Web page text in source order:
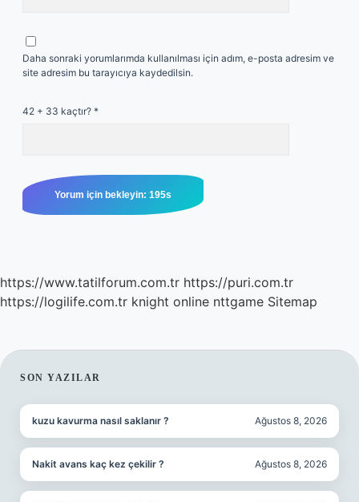
Daha sonraki yorumlarımda kullanılması için adım, e-posta adresim ve
site adresim bu tarayıcıya kaydedilsin.
42 + 33 kaçtır? *
https://www.tatilforum.com.tr https://puri.com.tr
https://logilife.com.tr knight online nttgame Sitemap
SIDEBAR
SON YAZILAR
kuzu kavurma nasıl saklanır ? Ağustos 8, 2026
Nakit avans kaç kez çekilir ? Ağustos 8, 2026